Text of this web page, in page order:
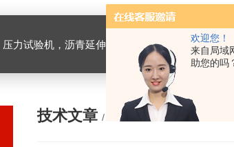
欢迎您！
来自局域
助您的吗
测定仪，沥青混合料拌合机，全自动沥青混合料离心式抽提仪，马歇尔电动击实仪，车辙试验成型机，连续式路面八轮平整度仪，商
技术文章 / ARTICLE